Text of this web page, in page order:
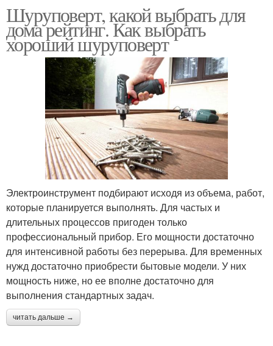
Шуруповерт, какой выбрать для
дома рейтинг. Как выбрать
хороший шуруповерт
Электроинструмент подбирают исходя из объема, работ,
которые планируется выполнять. Для частых и
длительных процессов пригоден только
профессиональный прибор. Его мощности достаточно
для интенсивной работы без перерыва. Для временных
нужд достаточно приобрести бытовые модели. У них
мощность ниже, но ее вполне достаточно для
выполнения стандартных задач.
читать дальше →